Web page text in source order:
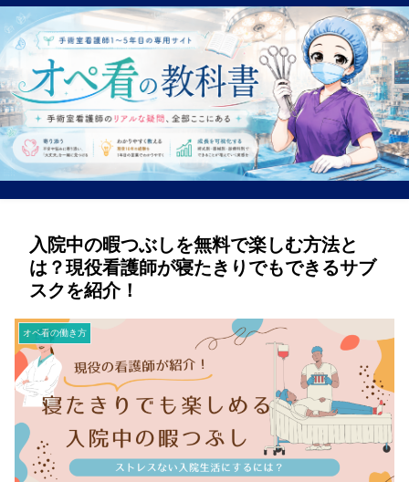
入院中の暇つぶしを無料で楽しむ方法と
は？現役看護師が寝たきりでもできるサブ
スクを紹介！
オペ看の働き方